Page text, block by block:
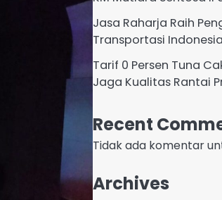
Jasa Raharja Raih
Transportasi
Tarif 0 Persen Tuna
Jaga Kualitas Rantai
Recent
Tidak ada komentar
Archives